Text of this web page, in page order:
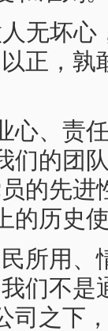
无坏心
正，孰
、责
们的团
的先
的历史
所用、
们不
司之下